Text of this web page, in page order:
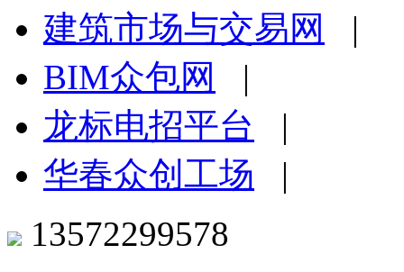
建筑市场与交易网
|
BIM众包网
|
龙标电招平台
|
华春众创工场
|
13572299578